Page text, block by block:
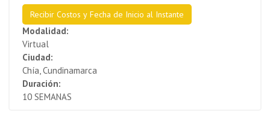
Recibir Costos y Fecha de Inicio al Instante
Modalidad:
Virtual
Ciudad:
Chía, Cundinamarca
Duración:
10 SEMANAS